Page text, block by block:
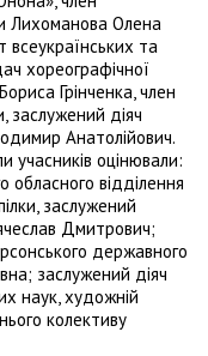
Лихоманова Олена
всеукраїнських та
хореографічної
Грінченка, член
заслужений діяч
Анатолійович.
учасників оцінювали:
обласного відділення
заслужений
Дмитрович;
державного
заслужений діяч
наук, художній
колективу